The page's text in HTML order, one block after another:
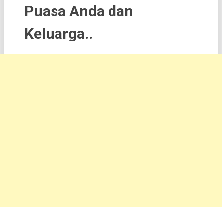
Puasa Anda dan
Keluarga..